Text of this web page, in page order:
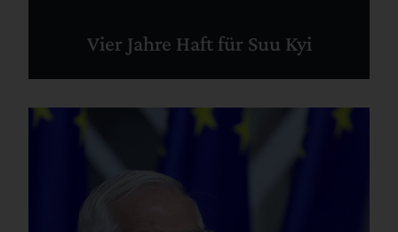
Vier Jahre Haft für Suu Kyi